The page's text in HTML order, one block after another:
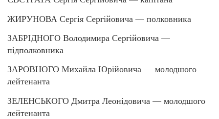
ЖИРУНОВА Сергія Сергійовича — полковника
ЗАБРІДНОГО Володимира Сергійовича —
підполковника
ЗАРОВНОГО Михайла Юрійовича — молодшого
лейтенанта
ЗЕЛЕНСЬКОГО Дмитра Леонідовича — молодшого
лейтенанта